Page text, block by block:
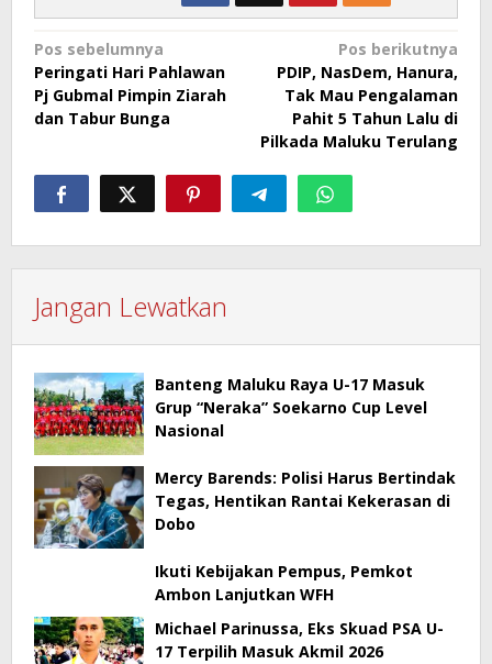
Navigasi
pos
Pos sebelumnya
Peringati Hari Pahlawan
Pj Gubmal Pimpin Ziarah
dan Tabur Bunga
Pos berikutnya
PDIP, NasDem, Hanura,
Tak Mau Pengalaman
Pahit 5 Tahun Lalu di
Pilkada Maluku Terulang
Jangan Lewatkan
Banteng Maluku Raya U-17 Masuk
Grup “Neraka” Soekarno Cup Level
Nasional
Mercy Barends: Polisi Harus Bertindak
Tegas, Hentikan Rantai Kekerasan di
Dobo
Ikuti Kebijakan Pempus, Pemkot
Ambon Lanjutkan WFH
Michael Parinussa, Eks Skuad PSA U-
17 Terpilih Masuk Akmil 2026